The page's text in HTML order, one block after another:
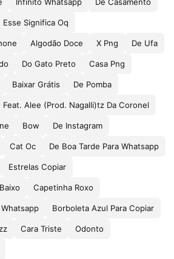
Esse Significa Oq
Algodão Doce X Png De Ufa
Do Gato Preto Casa Png
Baixar Grátis De Pomba
Feat. Alee (Prod. Nagalli)tz Da Coronel
Bow De Instagram
Cat Oc De Boa Tarde Para Whatsapp
Estrelas Copiar
Capetinha Roxo
Borboleta Azul Para Copiar
Cara Triste Odonto